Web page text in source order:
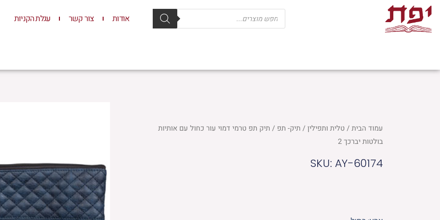
דילוג
לתוכן
Products
search אודות צור קשר עגלת הקניות
עמוד הבית/ טלית ותפילין/ תיק- תפ / תיק תפ טרמי דמוי עור כחול עם אותיות
בולטות יברכך 2
SKU: AY-60174